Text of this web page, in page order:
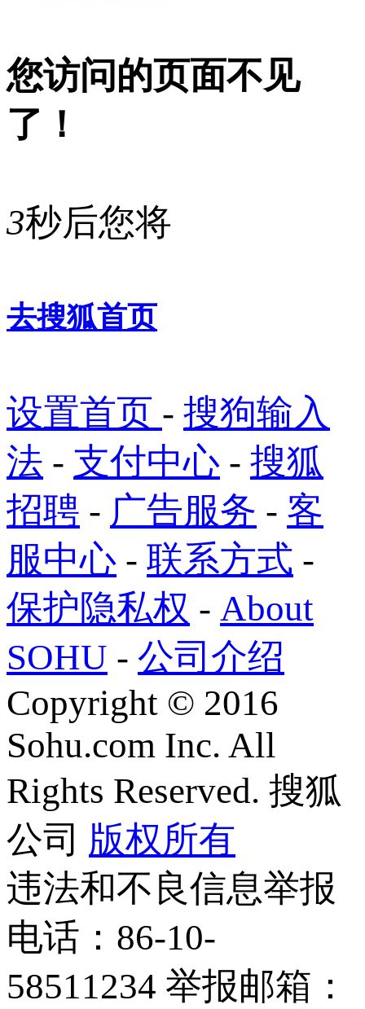
您访问的页面不见
了！
3秒后您将
去搜狐首页
设置首页 - 搜狗输入
法 - 支付中心 - 搜狐
招聘 - 广告服务 - 客
服中心 - 联系方式 -
保护隐私权 - About
SOHU - 公司介绍
Copyright © 2016
Sohu.com Inc. All
Rights Reserved. 搜狐
公司 版权所有
违法和不良信息举报
电话：86-10-
58511234 举报邮箱：